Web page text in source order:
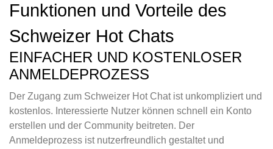
Funktionen und Vorteile des
Schweizer Hot Chats
EINFACHER UND KOSTENLOSER
ANMELDEPROZESS
Der Zugang zum Schweizer Hot Chat ist unkompliziert und
kostenlos. Interessierte Nutzer können schnell ein Konto
erstellen und der Community beitreten. Der
Anmeldeprozess ist nutzerfreundlich gestaltet und